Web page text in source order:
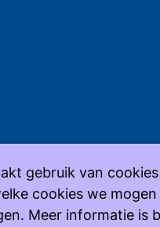
gebruik van
cookies we
Meer informatie is